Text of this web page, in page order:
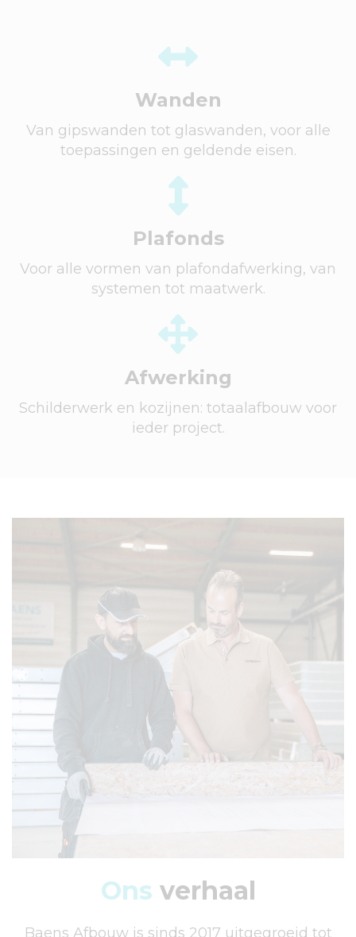
Wanden
Van gipswanden tot glaswanden, voor alle
toepassingen en geldende eisen.
Plafonds
Voor alle vormen van plafondafwerking, van
systemen tot maatwerk.
Afwerking
Schilderwerk en kozijnen: totaalafbouw voor
ieder project.
Ons verhaal
Baens Afbouw is sinds 2017 uitgegroeid tot